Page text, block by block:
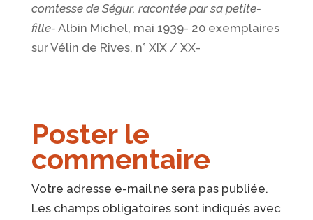
comtesse de Ségur, racontée par sa petite-
fille- Albin Michel, mai 1939- 20 exemplaires
sur Vélin de Rives, n° XIX / XX-
Poster le
commentaire
Votre adresse e-mail ne sera pas publiée.
Les champs obligatoires sont indiqués avec